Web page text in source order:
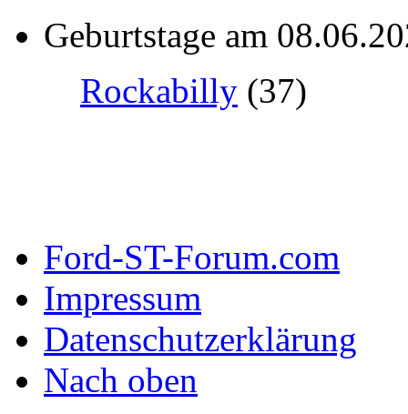
Geburtstage am
Rockabilly (37)
Ford-ST-Forum.com
Impressum
Datenschutzerklärung
Nach oben